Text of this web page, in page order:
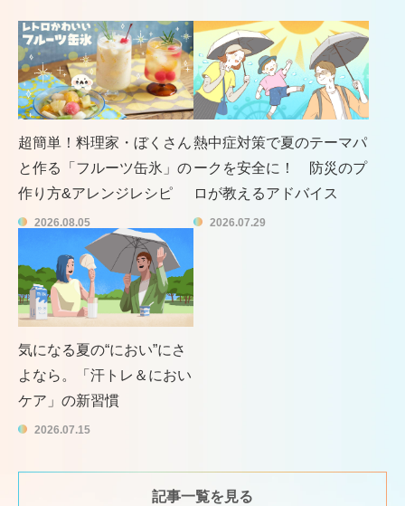
超簡単！料理家・ぼくさん
と作る「フルーツ缶氷」の
作り方&アレンジレシピ
2026.08.05
熱中症対策で夏のテーマパ
ークを安全に！ 防災のプ
ロが教えるアドバイス
2026.07.29
気になる夏の“におい”にさ
よなら。「汗トレ＆におい
ケア」の新習慣
2026.07.15
記事一覧を見る